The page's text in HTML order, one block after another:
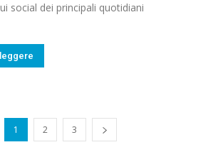
social dei principali quotidiani
1 2 3